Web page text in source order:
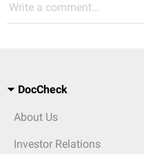
Write a comment...
DocCheck
About Us
Investor Relations